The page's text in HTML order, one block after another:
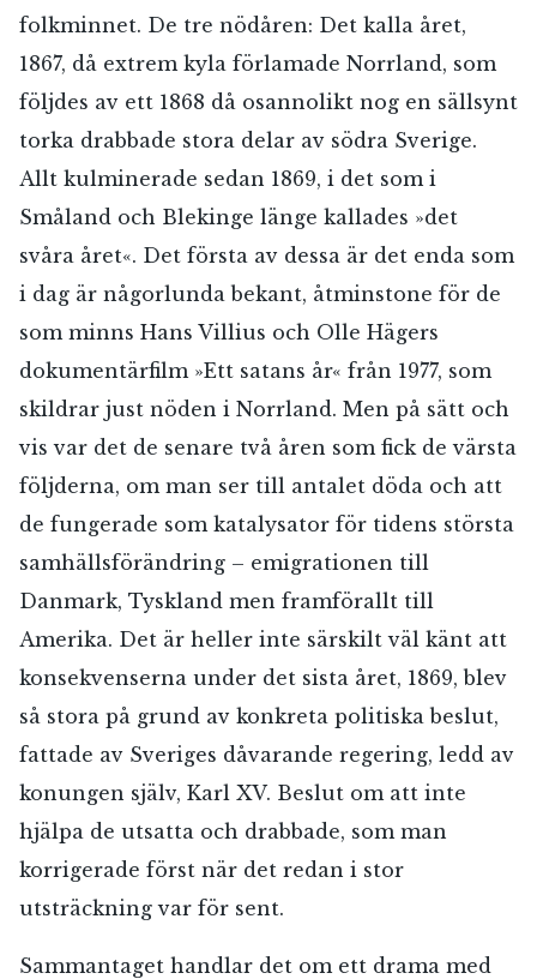
folkminnet. De tre nödåren: Det kalla året,
1867, då extrem kyla förlamade Norrland, som
följdes av ett 1868 då osannolikt nog en sällsynt
torka drabbade stora delar av södra Sverige.
Allt kulminerade sedan 1869, i det som i
Småland och Blekinge länge kallades »det
svåra året«. Det första av dessa är det enda som
i dag är någorlunda bekant, åtminstone för de
som minns Hans Villius och Olle Hägers
dokumentärfilm »Ett satans år« från 1977, som
skildrar just nöden i Norrland. Men på sätt och
vis var det de senare två åren som fick de värsta
följderna, om man ser till antalet döda och att
de fungerade som katalysator för tidens största
samhällsförändring – emigrationen till
Danmark, Tyskland men framförallt till
Amerika. Det är heller inte särskilt väl känt att
konsekvenserna under det sista året, 1869, blev
så stora på grund av konkreta politiska beslut,
fattade av Sveriges dåvarande regering, ledd av
konungen själv, Karl XV. Beslut om att inte
hjälpa de utsatta och drabbade, som man
korrigerade först när det redan i stor
utsträckning var för sent.
Sammantaget handlar det om ett drama med